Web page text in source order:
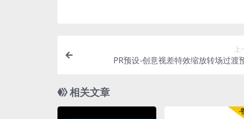
PR预设-创意视差特效缩放转场过渡
相关文章